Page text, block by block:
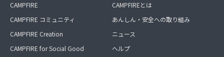
CAMPFIRE
CAMPFIRE コミュニティ
CAMPFIRE Creation
CAMPFIRE for Social Good
CAMPFIREとは
あんしん・安全への取り組み
ニュース
ヘルプ